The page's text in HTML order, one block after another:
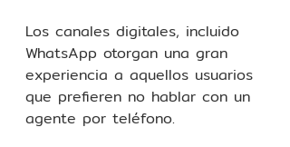
Los canales digitales, incluido
WhatsApp otorgan una gran
experiencia a aquellos usuarios
que prefieren no hablar con un
agente por teléfono.